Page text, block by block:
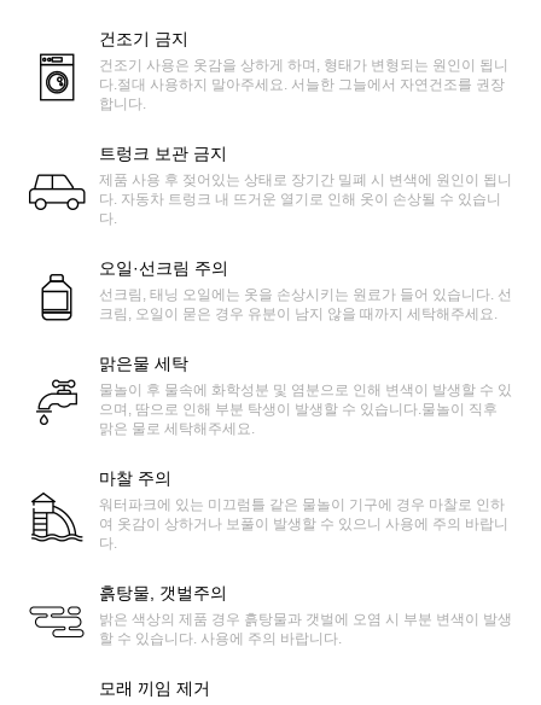
건조기 금지
건조기 사용은 옷감을 상하게 하며, 형태가 변형되는 원인이 됩니
다.절대 사용하지 말아주세요. 서늘한 그늘에서 자연건조를 권장
합니다.
트렁크 보관 금지
제품 사용 후 젖어있는 상태로 장기간 밀폐 시 변색에 원인이 됩니
다. 자동차 트렁크 내 뜨거운 열기로 인해 옷이 손상될 수 있습니
다.
오일·선크림 주의
선크림, 태닝 오일에는 옷을 손상시키는 원료가 들어 있습니다. 선
크림, 오일이 묻은 경우 유분이 남지 않을 때까지 세탁해주세요.
맑은물 세탁
물놀이 후 물속에 화학성분 및 염분으로 인해 변색이 발생할 수 있
으며, 땀으로 인해 부분 탁생이 발생할 수 있습니다.물놀이 직후
맑은 물로 세탁해주세요.
마찰 주의
워터파크에 있는 미끄럼틀 같은 물놀이 기구에 경우 마찰로 인하
여 옷감이 상하거나 보풀이 발생할 수 있으니 사용에 주의 바랍니
다.
흙탕물, 갯벌주의
밝은 색상의 제품 경우 흙탕물과 갯벌에 오염 시 부분 변색이 발생
할 수 있습니다. 사용에 주의 바랍니다.
모래 끼임 제거